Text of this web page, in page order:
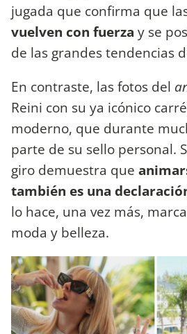
jugada que confirma que
vuelven con fuerza y se
de las grandes tendencias
En contraste, las fotos del
Reini con su ya icónico
moderno, que durante
parte de su sello personal.
giro demuestra que
también es una
lo hace, una vez más,
moda y belleza.